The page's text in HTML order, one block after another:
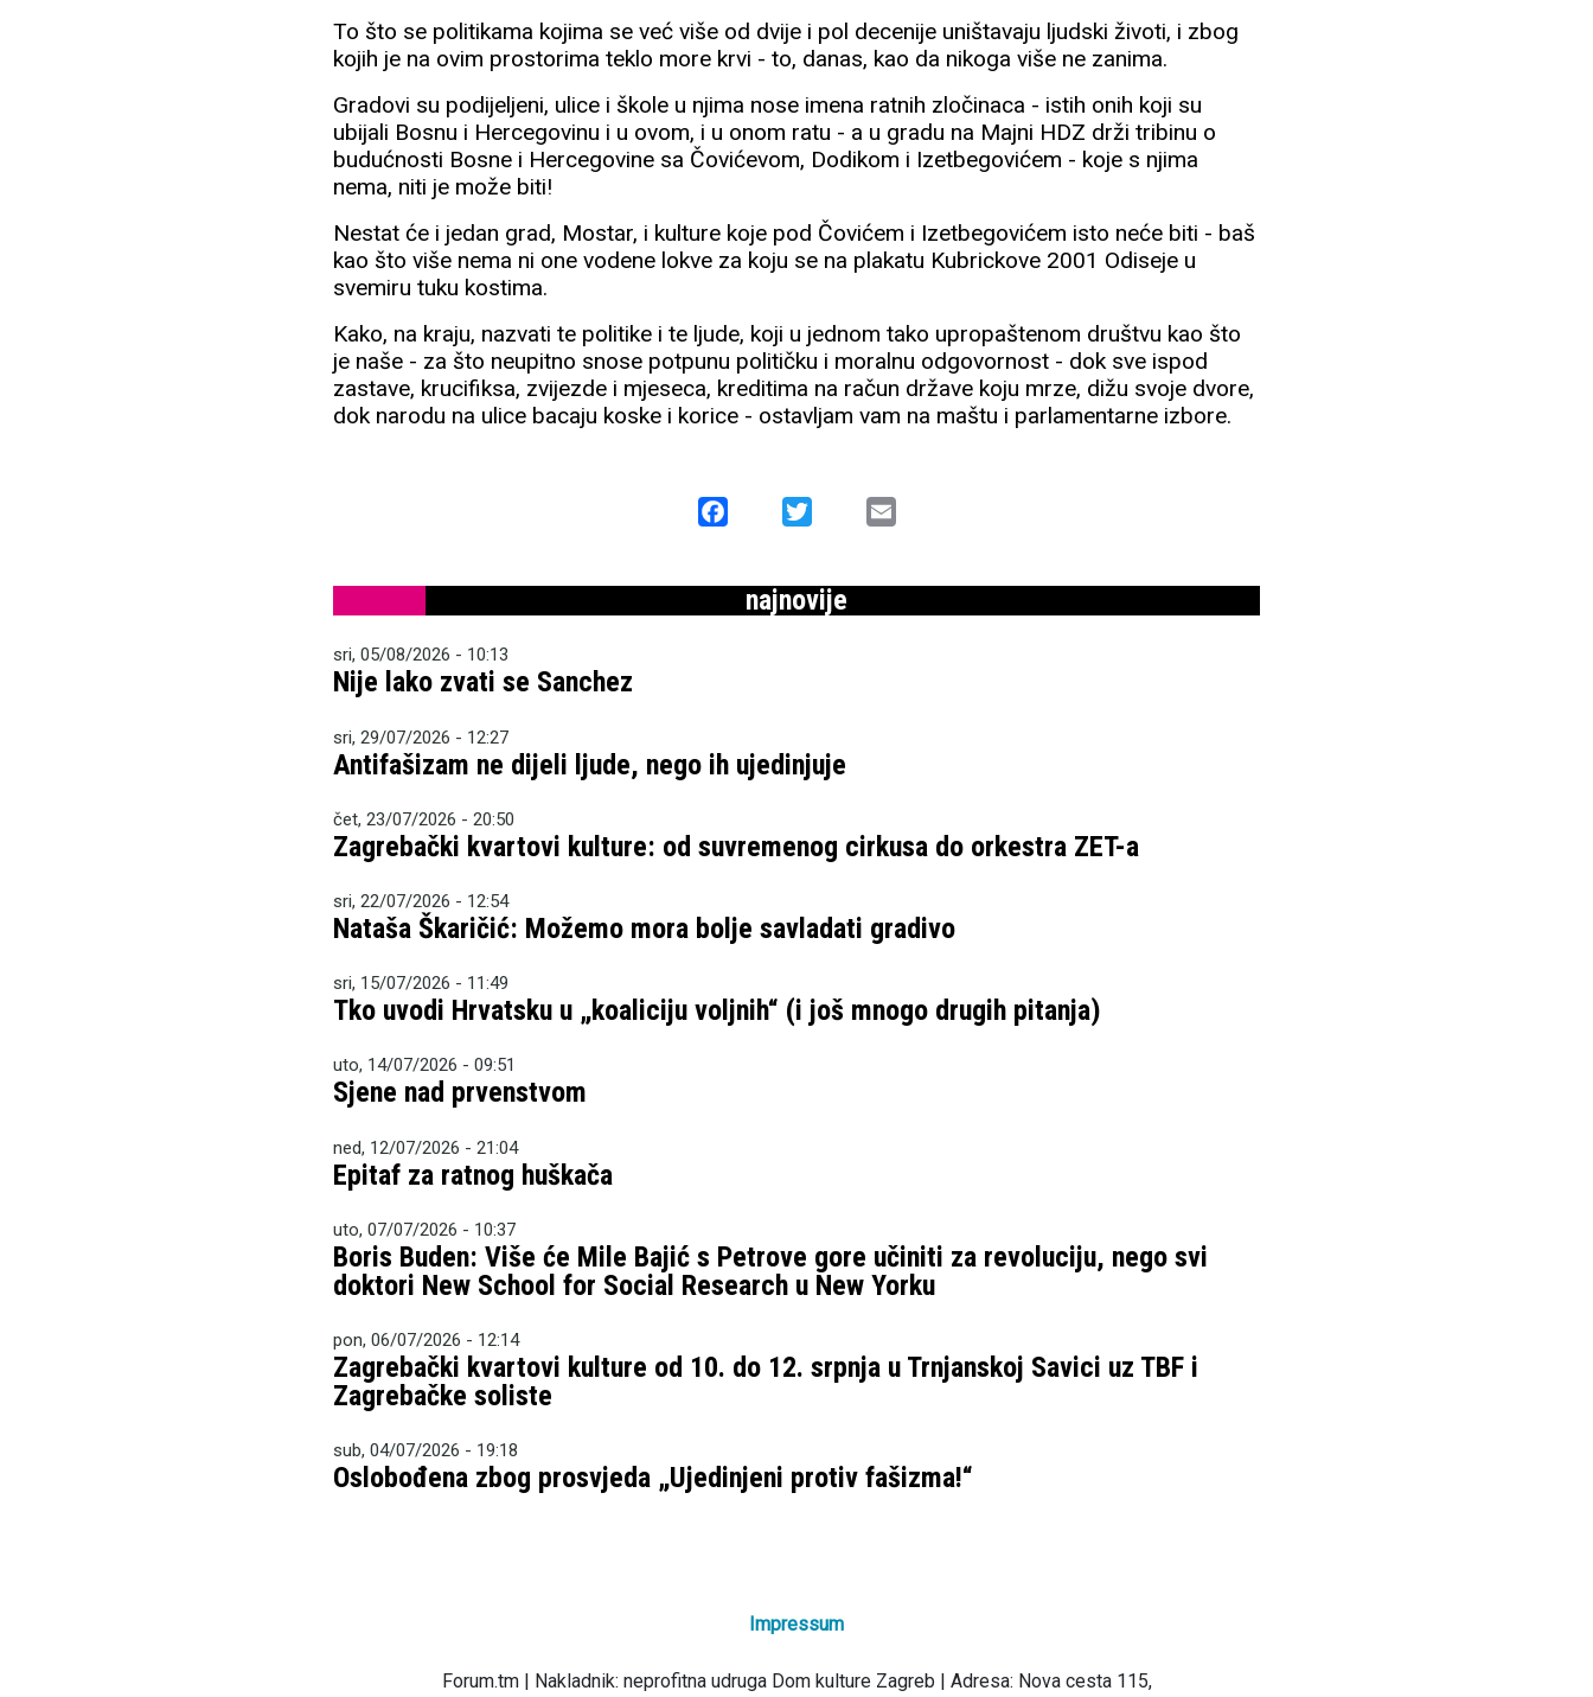
To što se politikama kojima se već više od dvije i pol decenije uništavaju ljudski životi, i zbog
kojih je na ovim prostorima teklo more krvi - to, danas, kao da nikoga više ne zanima.
Gradovi su podijeljeni, ulice i škole u njima nose imena ratnih zločinaca - istih onih koji su
ubijali Bosnu i Hercegovinu i u ovom, i u onom ratu - a u gradu na Majni HDZ drži tribinu o
budućnosti Bosne i Hercegovine sa Čovićevom, Dodikom i Izetbegovićem - koje s njima
nema, niti je može biti!
Nestat će i jedan grad, Mostar, i kulture koje pod Čovićem i Izetbegovićem isto neće biti - baš
kao što više nema ni one vodene lokve za koju se na plakatu Kubrickove 2001 Odiseje u
svemiru tuku kostima.
Kako, na kraju, nazvati te politike i te ljude, koji u jednom tako upropaštenom društvu kao što
je naše - za što neupitno snose potpunu političku i moralnu odgovornost - dok sve ispod
zastave, krucifiksa, zvijezde i mjeseca, kreditima na račun države koju mrze, dižu svoje dvore,
dok narodu na ulice bacaju koske i korice - ostavljam vam na maštu i parlamentarne izbore.
Facebook
najnovije
sri, 05/08/2026 - 10:13
Nije lako zvati se Sanchez
sri, 29/07/2026 - 12:27
Antifašizam ne dijeli ljude, nego ih ujedinjuje
čet, 23/07/2026 - 20:50
Zagrebački kvartovi kulture: od suvremenog cirkusa do orkestra ZET-a
sri, 22/07/2026 - 12:54
Nataša Škaričić: Možemo mora bolje savladati gradivo
sri, 15/07/2026 - 11:49
Tko uvodi Hrvatsku u „koaliciju voljnih“ (i još mnogo drugih pitanja)
uto, 14/07/2026 - 09:51
Sjene nad prvenstvom
ned, 12/07/2026 - 21:04
Epitaf za ratnog huškača
uto, 07/07/2026 - 10:37
Boris Buden: Više će Mile Bajić s Petrove gore učiniti za revoluciju, nego svi
doktori New School for Social Research u New Yorku
pon, 06/07/2026 - 12:14
Zagrebački kvartovi kulture od 10. do 12. srpnja u Trnjanskoj Savici uz TBF i
Zagrebačke soliste
sub, 04/07/2026 - 19:18
Oslobođena zbog prosvjeda „Ujedinjeni protiv fašizma!“
Impressum
Forum.tm | Nakladnik: neprofitna udruga Dom kulture Zagreb | Adresa: Nova cesta 115,